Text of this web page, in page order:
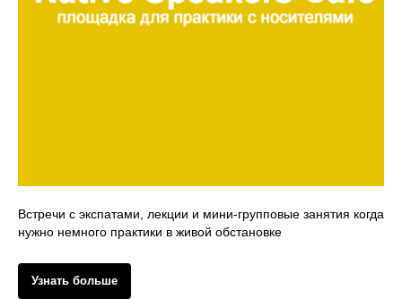
Встречи с экспатами, лекции и мини-групповые занятия когда
нужно немного практики в живой обстановке
Узнать больше